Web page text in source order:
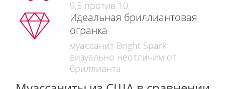
9,5 против 10
Идеальная бриллиантовая
огранка
муассанит Bright Spark
визуально неотличим от
бриллианта